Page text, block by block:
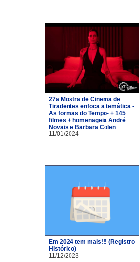
27a Mostra de Cinema de
Tiradentes enfoca a temática -
As formas do Tempo- + 145
filmes + homenageia André
Novais e Barbara Colen
11/01/2024
Em 2024 tem mais!!! (Registro
Histórico)
11/12/2023